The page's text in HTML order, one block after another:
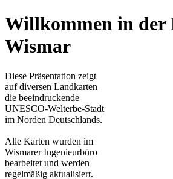
Willkommen in der
Wismar
Diese Präsentation zeigt
auf diversen Landkarten
die beeindruckende
UNESCO-Welterbe-Stadt
im Norden Deutschlands.
Alle Karten wurden im
Wismarer Ingenieurbüro
bearbeitet und werden
regelmäßig aktualisiert.